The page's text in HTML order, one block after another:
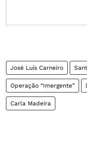
José Luís Carneiro
Operação “Imergente”
Carla Madeira